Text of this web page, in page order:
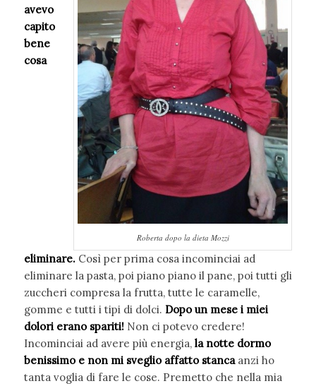
Roberta dopo la dieta Mozzi
avevo
capito
bene
cosa
eliminare.Così per prima cosa incominciai ad
eliminare la pasta, poi piano piano il pane, poi tutti gli
zuccheri compresa la frutta, tutte le caramelle,
gomme e tutti i tipi di dolci. Dopo un mese i miei
dolori erano spariti!Non ci potevo credere!
Incominciai ad avere più energia, la notte dormo
benissimo e non mi sveglio affatto stancaanzi ho
tanta voglia di fare le cose. Premetto che nella mia